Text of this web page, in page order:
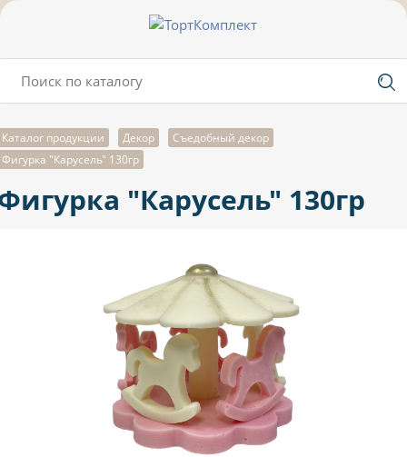
Каталог продукции Декор
Съедобный декор
Фигурка "Карусель" 130гр
"Карусель" 130гр